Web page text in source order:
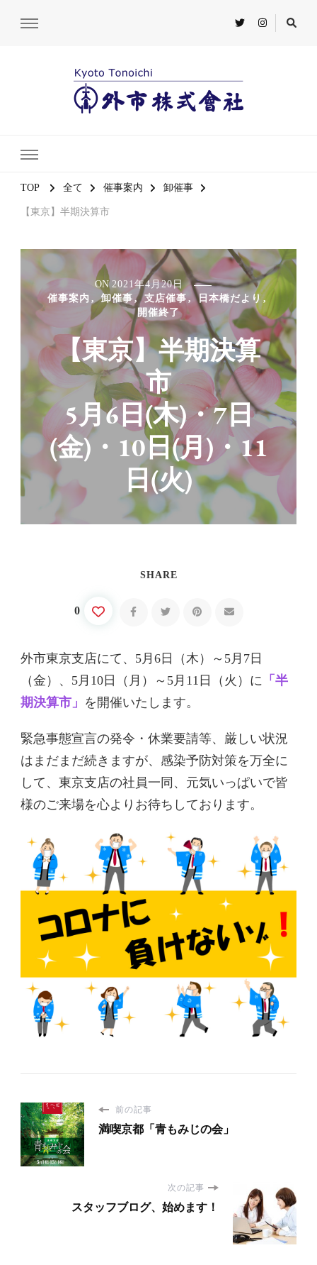
TOP 全て 催事案内 卸催事
【東京】半期決算市
ON 2021年4月20日
催事案内
卸催事 支店催事
日本橋だより
開催終了
【東京】半期決算
市
5月6日(木)・7日
(金)・10日(月)・11
日(火)
SHARE
0
外市東京支店にて、5月6日（木）～5月7日
（金）、5月10日（月）～5月11日（火）に 「半
期決算市」 を開催いたします。
緊急事態宣言の発令・休業要請等、厳しい状況
はまだまだ続きますが、感染予防対策を万全に
して、東京支店の社員一同、元気いっぱいで皆
様のご来場を心よりお待ちしております。
前の記事
満喫京都「青もみじの会」
次の記事
スタッフブログ、始めます！